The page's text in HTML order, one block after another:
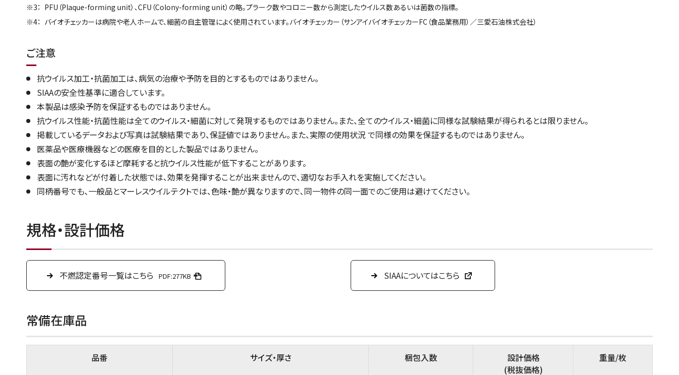
PFU（Plaque-forming unit）、CFU（Colony-forming unit）の略。プラーク数やコロニー数から測定したウイルス数あるいは菌数の指標。
バイオチェッカーは病院や老人ホームで、細菌の自主管理によく使用されています。バイオチェッカー（サンアイバイオチェッカーFC（食品業務用）／三愛石油株式会社）
ご注意
抗ウイルス加工・抗菌加工は、病気の治療や予防を目的とするものではありません。
SIAAの安全性基準に適合しています。
本製品は感染予防を保証するものではありません。
抗ウイルス性能・抗菌性能は全てのウイルス・細菌に対して発現するものではありません。また、全てのウイルス・細菌に同様な試験結果が得られるとは限りません。
掲載しているデータおよび写真は試験結果であり、保証値ではありません。また、実際の使用状況 で同様の効果を保証するものではありません。
医薬品や医療機器などの医療を目的とした製品ではありません。
表面の艶が変化するほど摩耗すると抗ウイルス性能が低下することがあります。
表面に汚れなどが付着した状態では、効果を発揮することが出来ませんので、適切なお手入れを実施してください。
同柄番号でも、一般品とマーレスウイルテクトでは、色味・艶が異なりますので､同一物件の同一面でのご使用は避けてください。
規格・設計価格
不燃認定番号一覧はこちら PDF:277KB SIAAについてはこちら
常備在庫品
品番 サイズ・厚さ 梱包入数
設計価格
(税抜価格)
重量/枚